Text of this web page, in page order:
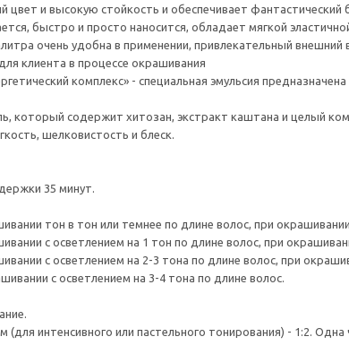
цвет и высокую стойкость и обеспечивает
быстро и просто наносится, обладает мягкой
очень удобна в применении, привлекательный
клиента в процессе окрашивания
комплекс» - специальная эмульсия
который содержит хитозан, экстракт каштана и целый
шелковистость и блеск.
35 минут.
тон в тон или темнее по длине волос, при
с осветлением на 1 тон по длине волос, при
с осветлением на 2-3 тона по длине волос, при
с осветлением на 3-4 тона по длине волос.
интенсивного или пастельного тонирования) - 1:2.